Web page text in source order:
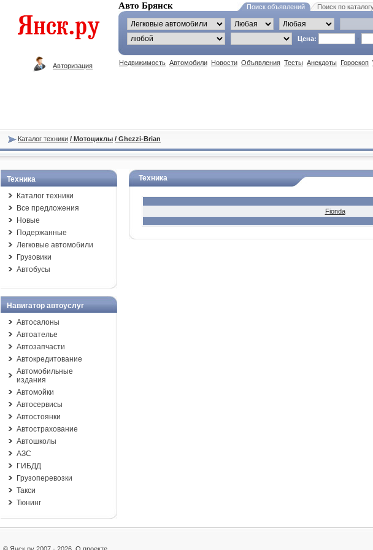
Авто Брянск Поиск объявлений Поиск по
Цена: -
Авторизация Недвижимость Автомобили Новости Объявления Тесты Анекдоты Гороскоп
Каталог техники / Мотоциклы / Ghezzi-Brian
Техника
Каталог техники
Все предложения
Новые
Подержанные
Легковые автомобили
Грузовики
Автобусы
Навигатор автоуслуг
Автосалоны
Автоателье
Автозапчасти
Автокредитование
Автомобильные
издания
Автомойки
Автосервисы
Автостоянки
Автострахование
Автошколы
АЗС
ГИБДД
Грузоперевозки
Такси
Тюнинг
Техника
Fionda